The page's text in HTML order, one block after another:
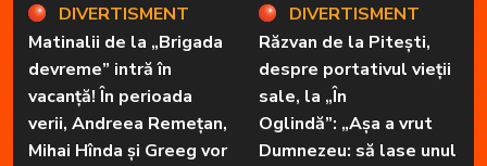
DIVERTISMENT
Matinalii de la „Brigada
devreme” intră în
vacanță! În perioada
verii, Andreea Remețan,
Mihai Hînda și Greeg vor
DIVERTISMENT
Răzvan de la Pitești,
despre portativul vieții
sale, la „În
Oglindă”: „Așa a vrut
Dumnezeu: să lase unul